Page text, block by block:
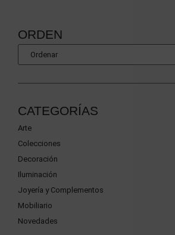
ORDEN
CATEGORÍAS
Arte
Colecciones
Decoración
Iluminación
Joyería y Complementos
Mobiliario
Novedades